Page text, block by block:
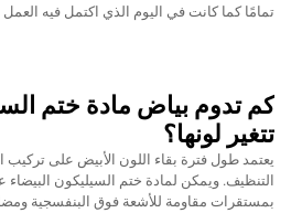
تمامًا كما كانت في اليوم الذي اكتمل فيه العمل
كم تدوم بياض مادة ختم
تتغير لونها؟
يعتمد طول فترة بقاء اللون الأبيض على تركيب
التنظيف. ويمكن لمادة ختم السيليكون البيضاء
بمستقرات مقاومة للأشعة فوق البنفسجية